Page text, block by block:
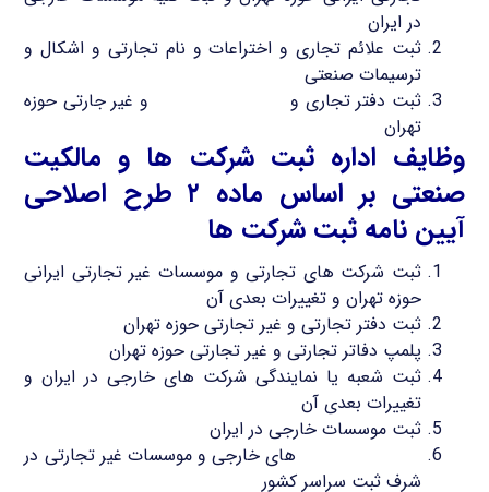
در ایران
ثبت علائم تجاری و اختراعات و نام تجارتی و اشکال و
ترسیمات صنعتی
ثبت دفتر تجاری و
و غیر جارتی حوزه
تهران
وظایف اداره ثبت شرکت ها و مالکیت
صنعتی بر اساس ماده ۲ طرح اصلاحی
آیین نامه ثبت شرکت ها
ثبت شرکت های تجارتی و موسسات غیر تجارتی ایرانی
حوزه تهران و تغییرات بعدی آن
ثبت دفتر تجارتی و غیر تجارتی حوزه تهران
پلمپ دفاتر تجارتی و غیر تجارتی حوزه تهران
ثبت شعبه یا نمایندگی شرکت های خارجی در ایران و
تغییرات بعدی آن
ثبت موسسات خارجی در ایران
های خارجی و موسسات غیر تجارتی در
شرف ثبت سراسر کشور